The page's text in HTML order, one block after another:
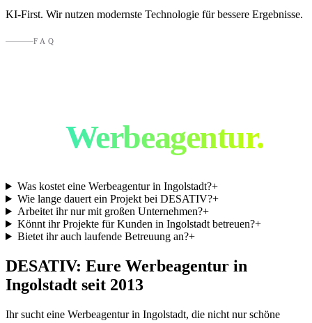
KI-First. Wir nutzen modernste Technologie für bessere Ergebnisse.
FAQ
Werbeagentur.
Was kostet eine Werbeagentur in Ingolstadt?+
Wie lange dauert ein Projekt bei DESATIV?+
Arbeitet ihr nur mit großen Unternehmen?+
Könnt ihr Projekte für Kunden in Ingolstadt betreuen?+
Bietet ihr auch laufende Betreuung an?+
DESATIV: Eure Werbeagentur in
Ingolstadt seit 2013
Ihr sucht eine Werbeagentur in Ingolstadt, die nicht nur schöne